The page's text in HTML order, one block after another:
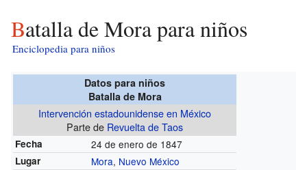
Batalla de Mora para niños
Enciclopedia para niños
Datos para niños
Batalla de Mora
Intervención estadounidense en México
Parte de Revuelta de Taos
Fecha 24 de enero de 1847
Lugar Mora, Nuevo México